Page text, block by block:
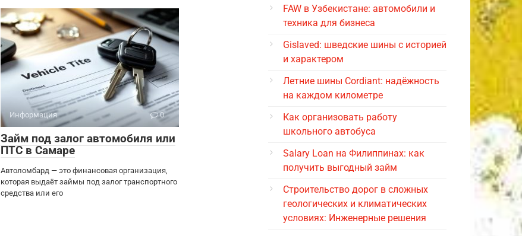
Информация 0
Займ под залог автомобиля или
ПТС в Самаре
Автоломбард — это финансовая организация,
которая выдаёт займы под залог транспортного
средства или его
FAW в Узбекистане: автомобили и
техника для бизнеса
Gislaved: шведские шины с историей
и характером
Летние шины Cordiant: надёжность
на каждом километре
Как организовать работу
школьного автобуса
Salary Loan на Филиппинах: как
получить выгодный займ
Строительство дорог в сложных
геологических и климатических
условиях: Инженерные решения